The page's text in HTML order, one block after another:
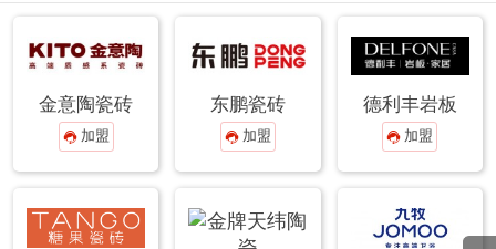
金意陶瓷砖
 加盟
东鹏瓷砖
 加盟
德利丰岩板
 加盟